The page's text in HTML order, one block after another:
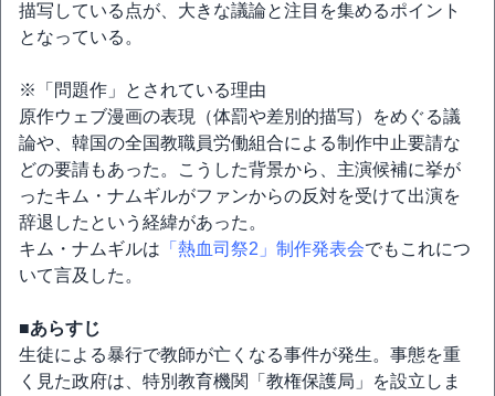
描写している点が、大きな議論と注目を集めるポイント
となっている。
※「問題作」とされている理由
原作ウェブ漫画の表現（体罰や差別的描写）をめぐる議
論や、韓国の全国教職員労働組合による制作中止要請な
どの要請もあった。こうした背景から、主演候補に挙が
ったキム・ナムギルがファンからの反対を受けて出演を
辞退したという経緯があった。
キム・ナムギルは 「熱血司祭2」制作発表会でもこれにつ
いて言及した。
■あらすじ
生徒による暴行で教師が亡くなる事件が発生。事態を重
く見た政府は、特別教育機関「教権保護局」を設立しま